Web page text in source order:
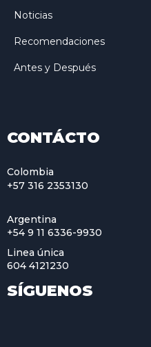
Noticias
Recomendaciones
Antes y Después
CONTÁCTO
Colombia
+57 316 2353130
Argentina
+54 9 11 6336-9930
Linea única
604 4121230
SÍGUENOS